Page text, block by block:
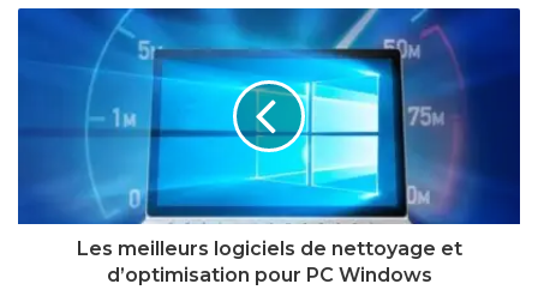
Les meilleurs logiciels de nettoyage et
d’optimisation pour PC Windows